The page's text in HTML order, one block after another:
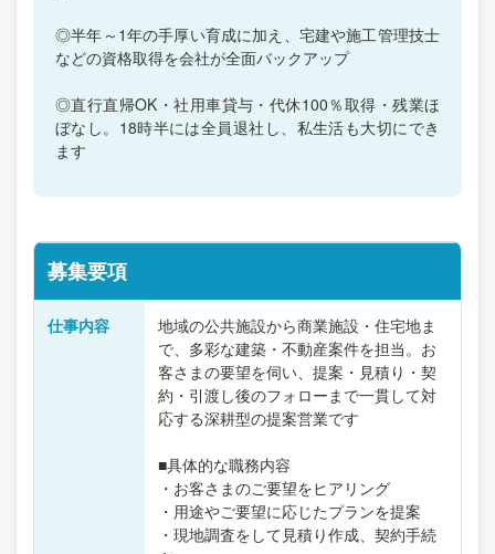
◎半年～1年の手厚い育成に加え、宅建や施工管理技士
などの資格取得を会社が全面バックアップ
◎直行直帰OK・社用車貸与・代休100％取得・残業ほ
ぼなし。18時半には全員退社し、私生活も大切にでき
ます
募集要項
仕事内容
地域の公共施設から商業施設・住宅地ま
で、多彩な建築・不動産案件を担当。お
客さまの要望を伺い、提案・見積り・契
約・引渡し後のフォローまで一貫して対
応する深耕型の提案営業です
■具体的な職務内容
・お客さまのご要望をヒアリング
・用途やご要望に応じたプランを提案
・現地調査をして見積り作成、契約手続